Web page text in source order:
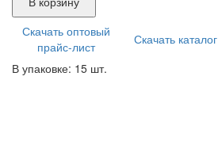
Скачать оптовый
прайс-лист
Скачать каталог
В упаковке: 15 шт.